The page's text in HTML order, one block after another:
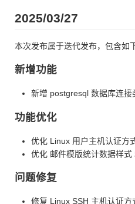
2025/03/27
本次发布属于迭代发布，包含如
新增功能
新增 postgresql 数据库连接
功能优化
优化 Linux 用户主机认证方
优化 邮件模版统计数据样
问题修复
修复 Linux SSH 主机认证